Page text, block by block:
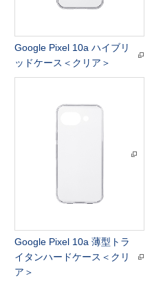
Google Pixel 10a ハイブリ
ッドケース＜クリア＞
Google Pixel 10a 薄型トラ
イタンハードケース＜クリ
ア＞